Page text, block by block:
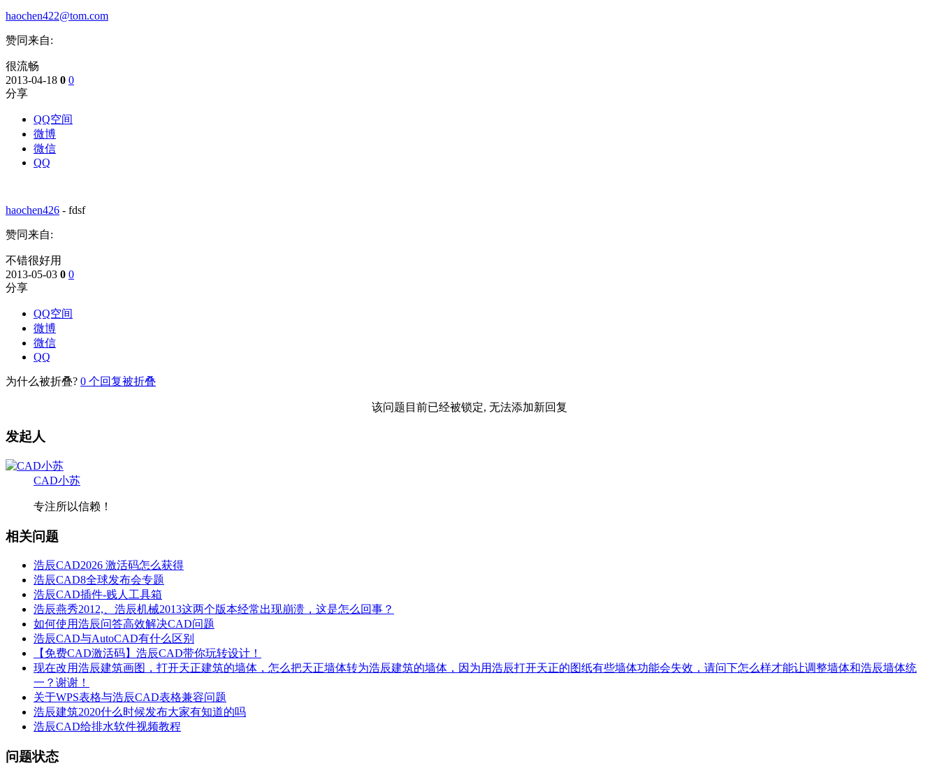
haochen422@tom.com
赞同来自:
很流畅
2013-04-18 0 0
分享
QQ空间
微博
微信
QQ
haochen426 - fdsf
赞同来自:
不错很好用
2013-05-03 0 0
分享
QQ空间
微博
微信
QQ
为什么被折叠? 0 个回复被折叠
该问题目前已经被锁定, 无法添加新回复
发起人
CAD小苏
专注所以信赖！
相关问题
浩辰CAD2026 激活码怎么获得
浩辰CAD8全球发布会专题
浩辰CAD插件-贱人工具箱
浩辰燕秀2012,、浩辰机械2013这两个版本经常出现崩溃，这是怎么回事？
如何使用浩辰问答高效解决CAD问题
浩辰CAD与AutoCAD有什么区别
【免费CAD激活码】浩辰CAD带你玩转设计！
现在改用浩辰建筑画图，打开天正建筑的墙体，怎么把天正墙体转为浩辰建筑的墙体，因为用浩辰打开天正的图纸有些墙体功能会失效，请问下怎么样才能让调整墙体和浩辰墙体统
一？谢谢！
关于WPS表格与浩辰CAD表格兼容问题
浩辰建筑2020什么时候发布大家有知道的吗
浩辰CAD给排水软件视频教程
问题状态